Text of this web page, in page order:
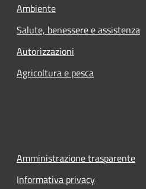
Ambiente
Salute, benessere e assistenza
Autorizzazioni
Agricoltura e pesca
Amministrazione trasparente
Informativa privacy